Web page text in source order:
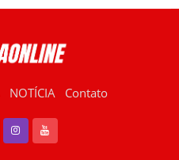
NOTÍCIA Contato